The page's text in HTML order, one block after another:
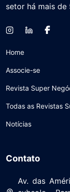
setor há mais de
Home
Associe-se
Revista Super
Todas as Revistas
Notícias
Contato
Av. das